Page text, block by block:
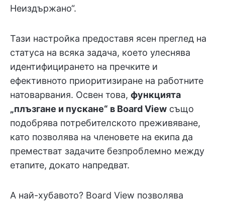
Неиздържано“.
Тази настройка предоставя ясен преглед на
статуса на всяка задача, което улеснява
идентифицирането на пречките и
ефективното приоритизиране на работните
натоварвания. Освен това, функцията
„плъзгане и пускане“ в Board View също
подобрява потребителското преживяване,
като позволява на членовете на екипа да
преместват задачите безпроблемно между
етапите, докато напредват.
А най-хубавото? Board View позволява